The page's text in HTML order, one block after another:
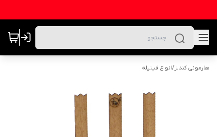
هارمونی کندلز/انواع فیتیله